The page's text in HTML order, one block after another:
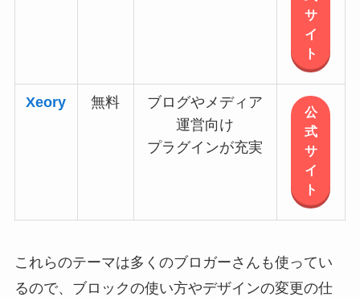
サ
イ
ト
Xeory 無料
ブログやメディア
運営向け
プラグインが充実
公
式
サ
イ
ト
これらのテーマは多くのブロガーさんも使ってい
るので、ブロックの使い方やデザインの変更の仕